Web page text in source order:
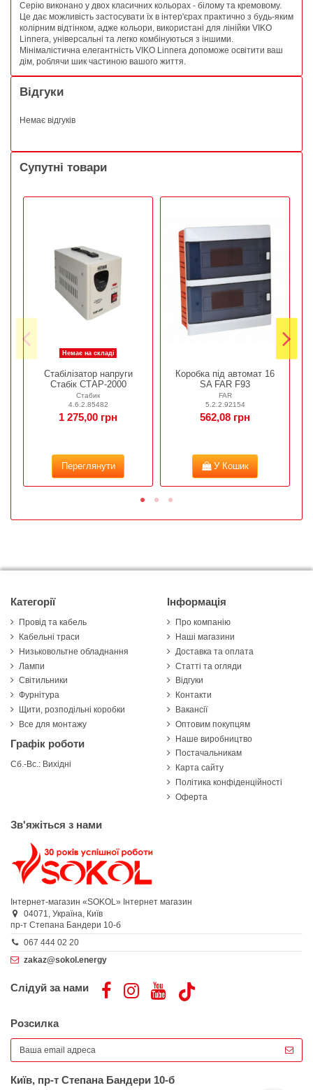
Серію виконано у двох класичних кольорах - білому та кремовому.
Це дає можливість застосувати їх в інтер'єрах практично з будь-яким
колірним відтінком, адже кольори, використані для лінійки VIKO
Linnera, універсальні та легко комбінуються з іншими.
Мінімалістична елегантність VIKO Linnera допоможе освітити ваш
дім, роблячи шик частиною вашого життя.
Відгуки
Немає відгуків
Супутні товари
Немає на складі
Стабілізатор напруги
Стабік СТАР-2000
Стабик
4.6.2.85482
1 275,00 грн
Переглянути
Коробка під автомат 16
SA FAR F93
FAR
5.2.2.92154
562,08 грн
У Кошик
Категорії
Провід та кабель
Кабельні траси
Низьковольтне обладнання
Лампи
Світильники
Фурнітура
Щити, розподільні коробки
Все для монтажу
Графік роботи
Сб.-Вс.: Вихідні
Інформація
Про компанію
Наші магазини
Доставка та оплата
Статті та огляди
Відгуки
Контакти
Вакансії
Оптовим покупцям
Наше виробництво
Постачальникам
Карта сайту
Політика конфіденційності
Оферта
Зв'яжіться з нами
Інтернет-магазин «SOKOL» Інтернет магазин
04071, Україна, Київ
пр-т Степана Бандери 10-б
067 444 02 20
zakaz@sokol.energy
Слідуй за нами
Розсилка
Київ, пр-т Степана Бандери 10-б